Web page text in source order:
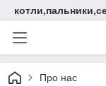
Про нас